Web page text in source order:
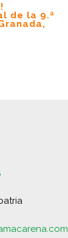
de la 9.ª